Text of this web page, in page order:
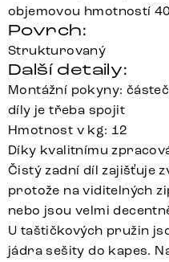
objemovou hmotností
Povrch:
Strukturovaný
Další detaily:
Montážní pokyny:
díly je třeba spojit
Hmotnost v kg: 12
Díky kvalitnímu
Čistý zadní díl zajišťuje
protože na viditelných
nebo jsou velmi
U taštičkových pružin
jádra sešity do kapes.